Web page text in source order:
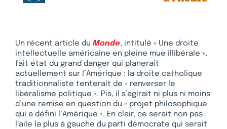
Un récent article du Monde, intitulé « Une droite
intellectuelle américaine en pleine mue illibérale »,
fait état du grand danger qui planerait
actuellement sur l’Amérique : la droite catholique
traditionnaliste tenterait de « renverser le
libéralisme politique ». Pis, il s’agirait ni plus ni moins
d’une remise en question du « projet philosophique
qui a défini l’Amérique ». En clair, ce serait non pas
l’aile la plus à gauche du parti démocrate qui serait